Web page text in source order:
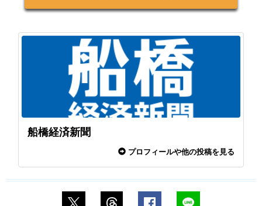
船橋経済新聞
プロフィールや他の投稿を見る